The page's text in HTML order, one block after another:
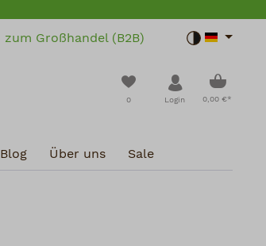
zum Großhandel (B2B)
Toggle
0
Du hast 0 Produkte
Login 0,00 €*
Blog Über uns Sale